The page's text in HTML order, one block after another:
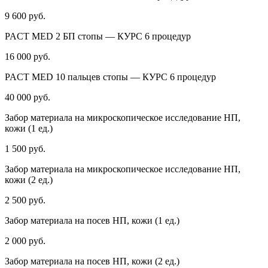
9 600 руб.
PACT MED 2 БП стопы — КУРС 6 процедур
16 000 руб.
PACT MED 10 пальцев стопы — КУРС 6 процедур
40 000 руб.
Забор материала на микроскопическое исследование НП,
кожи (1 ед.)
1 500 руб.
Забор материала на микроскопическое исследование НП,
кожи (2 ед.)
2 500 руб.
Забор материала на посев НП, кожи (1 ед.)
2 000 руб.
Забор материала на посев НП, кожи (2 ед.)